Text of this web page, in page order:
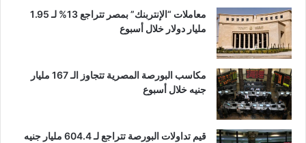
معاملات “الإنتربنك” بمصر تتراجع 13% لـ 1.95
مليار دولار خلال أسبوع
مكاسب البورصة المصرية تتجاوز الـ 167 مليار
جنيه خلال أسبوع
قيم تداولات البورصة تتراجع لـ 604.4 مليار جنيه